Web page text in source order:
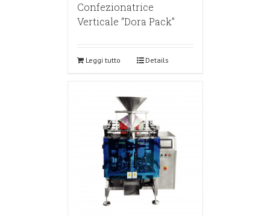
Confezionatrice
Verticale “Dora Pack”
Leggi tutto Details